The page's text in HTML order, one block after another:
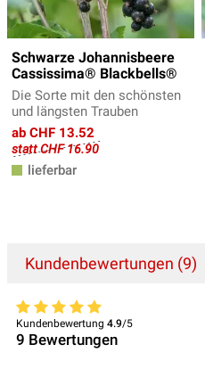
Schwarze Johannisbeere
Cassissima® Blackbells®
Die Sorte mit den schönsten
und längsten Trauben
ab CHF 13.52
statt CHF 16.90
lieferbar
Kundenbewertungen (9)
Kundenbewertung 4.9/5
9 Bewertungen